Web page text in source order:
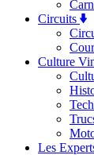
Circuits
Culture
Les